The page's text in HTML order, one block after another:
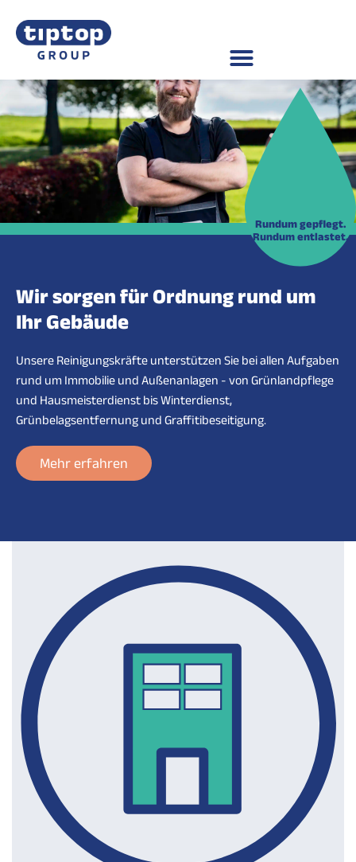
Wir sorgen für Ordnung rund um
Ihr Gebäude
Unsere Reinigungskräfte unterstützen Sie bei allen Aufgaben
rund um Immobilie und Außenanlagen - von Grünlandpflege
und Hausmeisterdienst bis Winterdienst,
Grünbelagsentfernung und Graffitibeseitigung.
Mehr erfahren
Rundum gepflegt.
Rundum entlastet.